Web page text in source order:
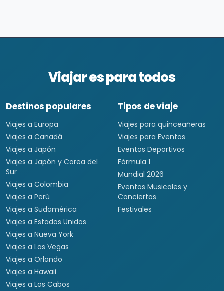
Viajar es para todos
Destinos populares
Viajes a Europa
Viajes a Canadá
Viajes a Japón
Viajes a Japón y Corea del
Sur
Viajes a Colombia
Viajes a Perú
Viajes a Sudamérica
Viajes a Estados Unidos
Viajes a Nueva York
Viajes a Las Vegas
Viajes a Orlando
Viajes a Hawaii
Viajes a Los Cabos
Tipos de viaje
Viajes para quinceañeras
Viajes para Eventos
Eventos Deportivos
Fórmula 1
Mundial 2026
Eventos Musicales y
Conciertos
Festivales